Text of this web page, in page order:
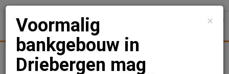
Uitgelicht
×
Voormalig
bankgebouw in
Driebergen mag